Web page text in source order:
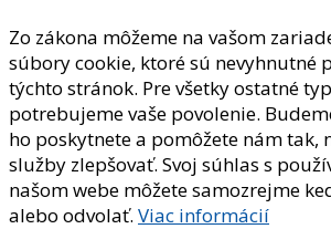
Zo zákona môžeme na vašom
súbory cookie, ktoré sú nevyhnutné
týchto stránok. Pre všetky ostatné
potrebujeme vaše povolenie.
ho poskytnete a pomôžete nám tak,
služby zlepšovať. Svoj súhlas s
našom webe môžete samozrejme
alebo odvolať. Viac informácií